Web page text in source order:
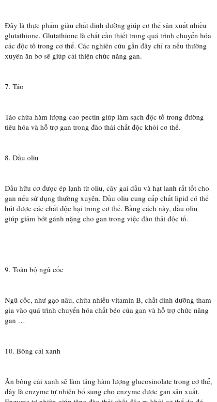
Đây là thực phẩm giàu chất dinh dưỡng giúp cơ thể sản xuất nhiều
glutathione. Glutathione là chất cần thiết trong quá trình chuyển hóa
các độc tố trong cơ thể. Các nghiên cứu gần đây chỉ ra nếu thường
xuyên ăn bơ sẽ giúp cải thiện chức năng gan.
7. Táo
Táo chứa hàm lượng cao pectin giúp làm sạch độc tố trong đường
tiêu hóa và hỗ trợ gan trong đào thải chất độc khỏi cơ thể.
8. Dầu oliu
Dầu hữu cơ được ép lạnh từ oliu, cây gai dầu và hạt lanh rất tốt cho
gan nếu sử dụng thường xuyên. Dầu oliu cung cấp chất lipid có thể
hút được các chất độc hại trong cơ thể. Bằng cách này, dầu oliu
giúp giảm bớt gánh nặng cho gan trong việc đào thải độc tố.
9. Toàn bộ ngũ cốc
Ngũ cốc, như gạo nâu, chứa nhiều vitamin B, chất dinh dưỡng tham
gia vào quá trình chuyển hóa chất béo của gan và hỗ trợ chức năng
gan …
10. Bông cải xanh
Ăn bông cải xanh sẽ làm tăng hàm lượng glucosinolate trong cơ thể,
đây là enzyme tự nhiên bổ sung cho enzyme được gan sản xuất.